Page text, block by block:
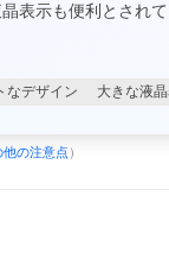
表示も便利とされて
なデザイン 大きな液
他の注意点 ）